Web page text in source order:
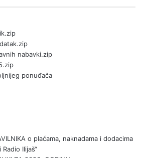
nabavki.zip
ponuđača
o plaćama, naknadama i dodacima
Ilijaš“